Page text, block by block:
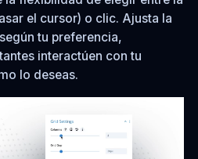
el cursor) o clic. Ajusta la
tu preferencia,
interactúen con tu
lo deseas.